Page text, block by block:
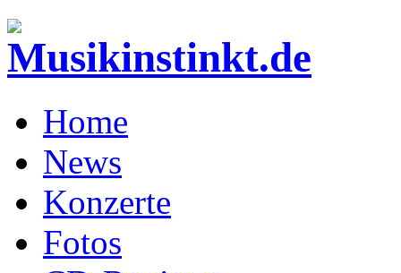
Home
News
Konzerte
Fotos